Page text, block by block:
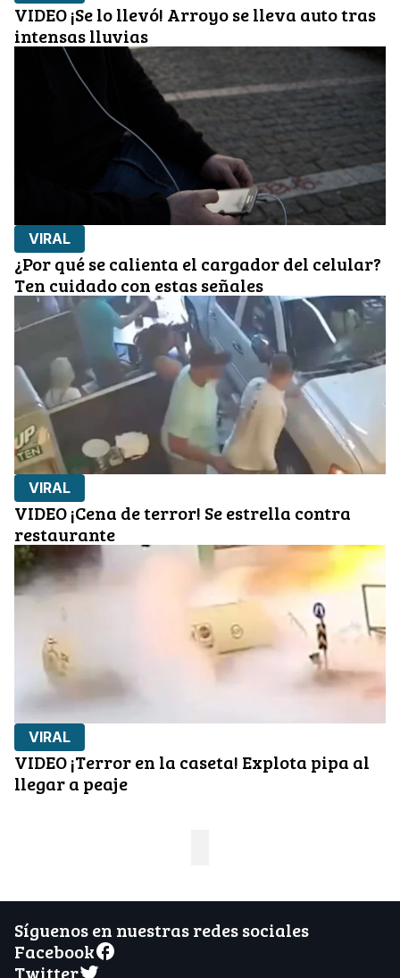
VIDEO ¡Se lo llevó! Arroyo se lleva auto tras
intensas lluvias
VIRAL
¿Por qué se calienta el cargador del celular?
Ten cuidado con estas señales
VIRAL
VIDEO ¡Cena de terror! Se estrella contra
restaurante
VIRAL
VIDEO ¡Terror en la caseta! Explota pipa al
llegar a peaje
Síguenos en nuestras redes sociales
Facebook
Twitter